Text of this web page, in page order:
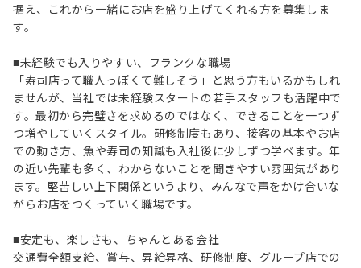
据え、これから一緒にお店を盛り上げてくれる方を募集しま
す。
■未経験でも入りやすい、フランクな職場
「寿司店って職人っぽくて難しそう」と思う方もいるかもしれ
ませんが、当社では未経験スタートの若手スタッフも活躍中で
す。最初から完璧さを求めるのではなく、できることを一つず
つ増やしていくスタイル。研修制度もあり、接客の基本やお店
での動き方、魚や寿司の知識も入社後に少しずつ学べます。年
の近い先輩も多く、わからないことを聞きやすい雰囲気があり
ます。堅苦しい上下関係というより、みんなで声をかけ合いな
がらお店をつくっていく職場です。
■安定も、楽しさも、ちゃんとある会社
交通費全額支給、賞与、昇給昇格、研修制度、グループ店での